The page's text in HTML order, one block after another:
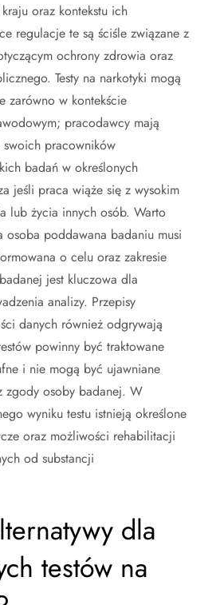
oraz kontekstu ich
regulacje te są ściśle związane z
ochrony zdrowia oraz
Testy na narkotyki mogą
zarówno w kontekście
pracodawcy mają
pracowników
badań w określonych
jeśli praca wiąże się z wysokim
lub życia innych osób. Warto
osoba poddawana badaniu musi
o celu oraz zakresie
jest kluczowa dla
analizy. Przepisy
danych również odgrywają
powinny być traktowane
i nie mogą być ujawniane
zgody osoby badanej. W
wyniku testu istnieją określone
oraz możliwości rehabilitacji
od substancji
dla
testów na